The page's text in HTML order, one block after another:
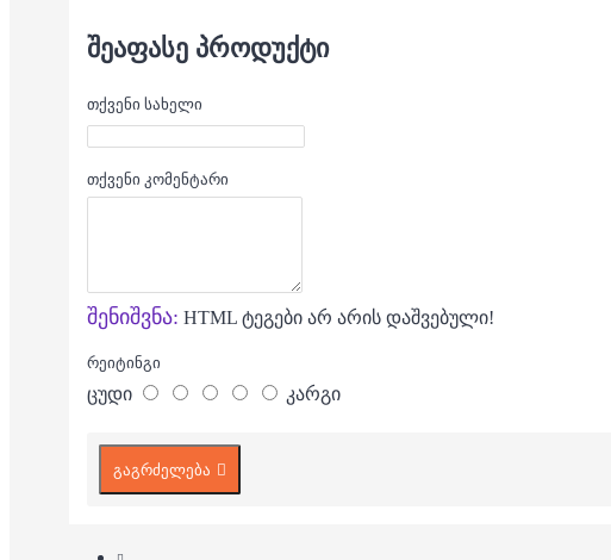
ᲨᲔᲐᲤᲐᲡᲔ ᲞᲠᲝᲓᲣᲥᲢᲘ
თქვენი სახელი
თქვენი კომენტარი
შენიშვნა: HTML ტეგები არ არის დაშვებული!
რეიტინგი
ცუდი კარგი
გაგრძელება